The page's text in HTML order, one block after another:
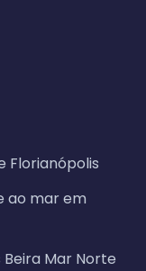
Florianópolis
ao mar em
Mar Norte